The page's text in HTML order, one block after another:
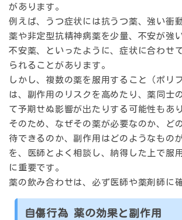
があります。
例えば、うつ症状には抗うつ薬、強い衝
薬や非定型抗精神病薬を少量、不安が強
不安薬、といったように、症状に合わせ
られることがあります。
しかし、複数の薬を服用すること（ポリ
は、副作用のリスクを高めたり、薬同士
て予期せぬ影響が出たりする可能性もあ
そのため、なぜその薬が必要なのか、ど
待できるのか、副作用はどのようなもの
を、医師とよく相談し、納得した上で服
に重要です。
薬の飲み合わせは、必ず医師や薬剤師に
自傷行為 薬の効果と副作用